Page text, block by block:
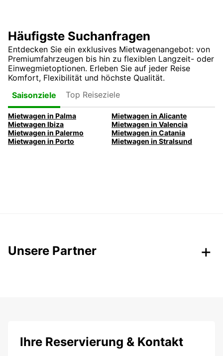
Häufigste Suchanfragen
Entdecken Sie ein exklusives Mietwagenangebot: von
Premiumfahrzeugen bis hin zu flexiblen Langzeit- oder
Einwegmietoptionen. Erleben Sie auf jeder Reise
Komfort, Flexibilität und höchste Qualität.
Saisonziele
Top Reiseziele
Mietwagen in Palma
Mietwagen in Alicante
Mietwagen Ibiza
Mietwagen in Valencia
Mietwagen in Palermo
Mietwagen in Catania
Mietwagen in Porto
Mietwagen in Stralsund
Unsere Partner
Ihre Reservierung & Kontakt